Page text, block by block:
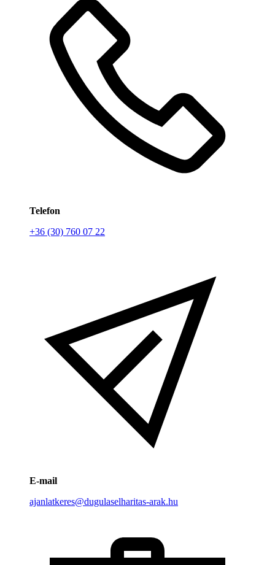
Telefon
+36 (30) 760 07 22
E-mail
ajanlatkeres@dugulaselharitas-arak.hu